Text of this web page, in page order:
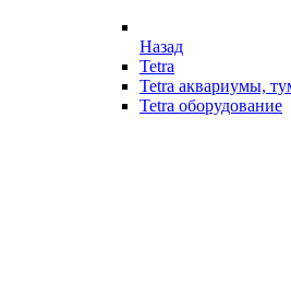
Назад
Tetra
Tetra аквариумы,
Tetra оборудование